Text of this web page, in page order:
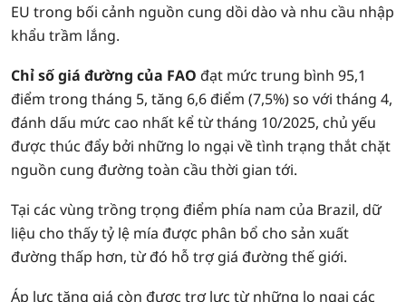
EU trong bối cảnh nguồn cung dồi dào và nhu cầu nhập
khẩu trầm lắng.
Chỉ số giá đường của FAO đạt mức trung bình 95,1
điểm trong tháng 5, tăng 6,6 điểm (7,5%) so với tháng 4,
đánh dấu mức cao nhất kể từ tháng 10/2025, chủ yếu
được thúc đẩy bởi những lo ngại về tình trạng thắt chặt
nguồn cung đường toàn cầu thời gian tới.
Tại các vùng trồng trọng điểm phía nam của Brazil, dữ
liệu cho thấy tỷ lệ mía được phân bổ cho sản xuất
đường thấp hơn, từ đó hỗ trợ giá đường thế giới.
Áp lực tăng giá còn được trợ lực từ những lo ngại các